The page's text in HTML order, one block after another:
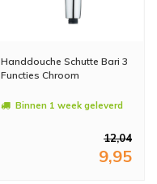
Handdouche Schutte Bari 3
Functies Chroom
Binnen 1 week geleverd
12,04
9,95